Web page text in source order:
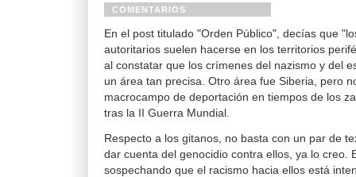
COMENTARIOS
En el post titulado "Orden Público", decías que
autoritarios suelen hacerse en los territorios
al constatar que los crímenes del nazismo y del
un área tan precisa. Otro área fue Siberia, pero
macrocampo de deportación en tiempos de los
tras la II Guerra Mundial.
Respecto a los gitanos, no basta con un par de
dar cuenta del genocidio contra ellos, ya lo creo.
sospechando que el racismo hacia ellos está